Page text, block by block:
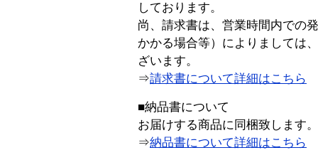
しております。
尚、請求書は、営業時間内での
かかる場合等）によりましては
ざいます。
⇒請求書について詳細はこちら
■納品書について
お届けする商品に同梱致します。
⇒納品書について詳細はこちら